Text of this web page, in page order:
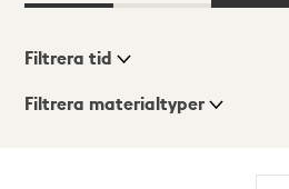
Visningsläge
Filtrera tid
Filtrera materialtyper